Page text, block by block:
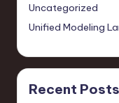
Uncategorized
Unified Modeling
Recent Posts